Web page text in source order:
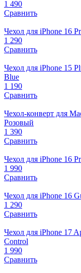
1 490
Сравнить
Чехол для iPhone 16
1 290
Сравнить
Чехол для iPhone 15
Blue
1 190
Сравнить
Чехол-конверт для
Розовый
1 390
Сравнить
Чехол для iPhone 16
1 990
Сравнить
Чехол для iPhone 16
1 290
Сравнить
Чехол для iPhone 17
Control
1 990
Сравнить